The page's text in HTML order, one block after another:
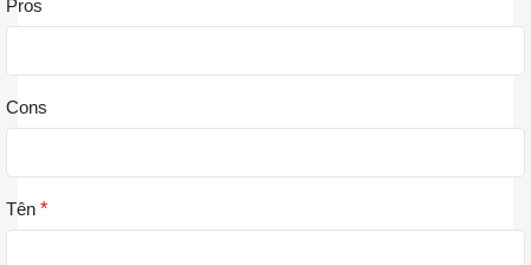
Pros
Cons
Tên *